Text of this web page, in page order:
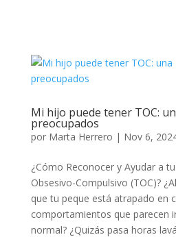
Mi hijo puede tener TOC:
preocupados
por Marta Herrero | Nov 6,
¿Cómo Reconocer y Ayudar a
Obsesivo-Compulsivo (TOC)?
que tu peque está atrapado en
comportamientos que parecen
normal? ¿Quizás pasa horas